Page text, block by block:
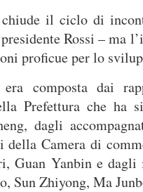
chiude il ciclo di
Rossi – ma
proficue per lo
era composta dai
Prefettura che ha
dagli
della Camera di
Guan Yanbin e
Sun Zhiyong, Ma